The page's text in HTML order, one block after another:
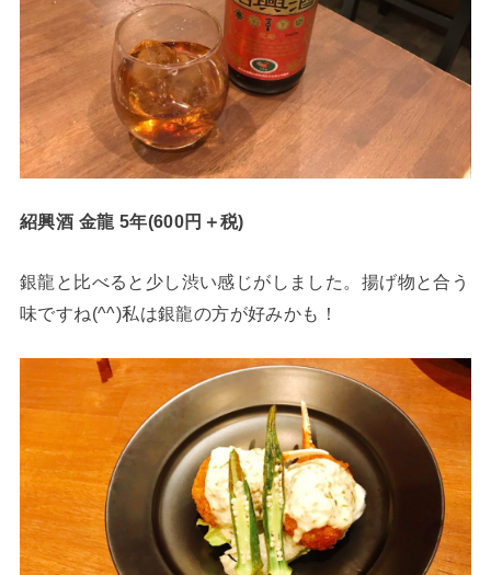
紹興酒 金龍 5年(600円＋税)
銀龍と比べると少し渋い感じがしました。揚げ物と合う
味ですね(^^)私は銀龍の方が好みかも！